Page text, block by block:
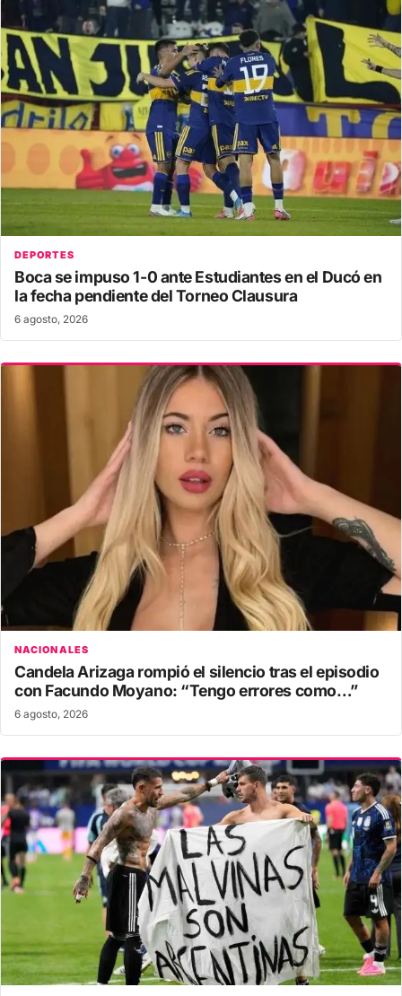
DEPORTES
Boca se impuso 1-0 ante Estudiantes en el Ducó en
la fecha pendiente del Torneo Clausura
6 agosto, 2026
NACIONALES
Candela Arizaga rompió el silencio tras el episodio
con Facundo Moyano: “Tengo errores como…”
6 agosto, 2026